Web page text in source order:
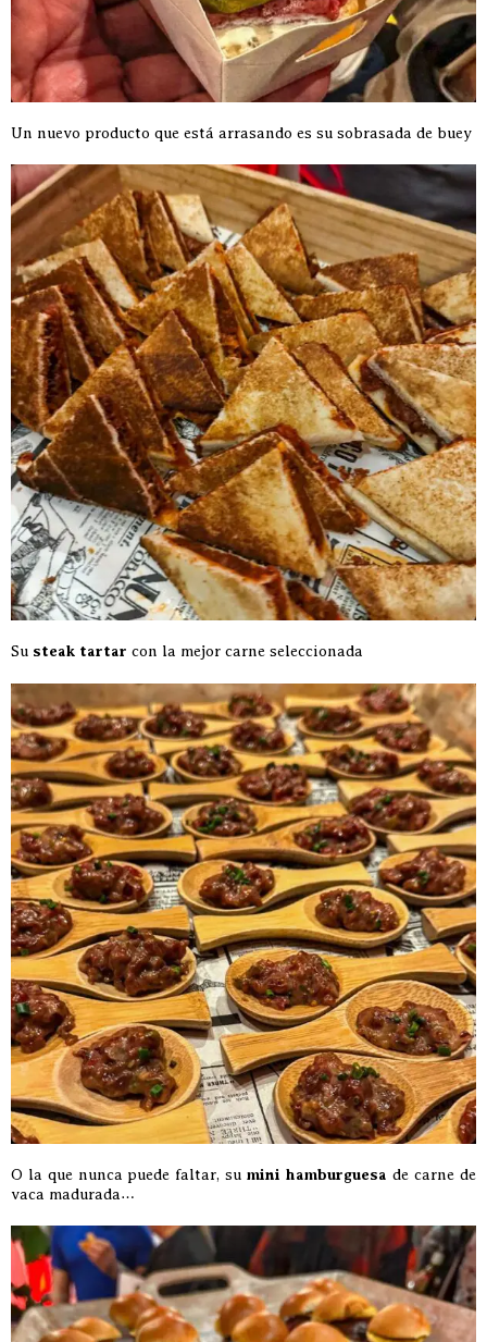
Un nuevo producto que está arrasando es su sobrasada de buey
Su steak tartar con la mejor carne seleccionada
O la que nunca puede faltar, su mini hamburguesa de carne de
vaca madurada…